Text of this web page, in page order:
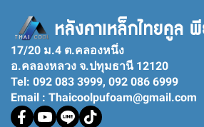
17/20 ม.4 ต.คลองหนึ่ง
อ.คลองหลวง จ.ปทุมธานี 12120
Tel: 092 083 3999, 092 086 6999
Email : Thaicoolpufoam@gmail.com